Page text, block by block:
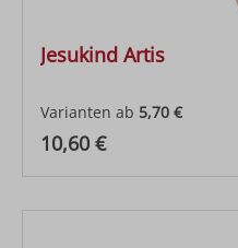
Jesukind Artis
Varianten ab 5,70 €
Regulärer Preis:
10,60 €